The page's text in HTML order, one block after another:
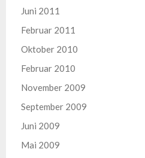
Juni 2011
Februar 2011
Oktober 2010
Februar 2010
November 2009
September 2009
Juni 2009
Mai 2009